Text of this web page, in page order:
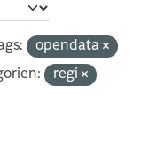
opendata
regi